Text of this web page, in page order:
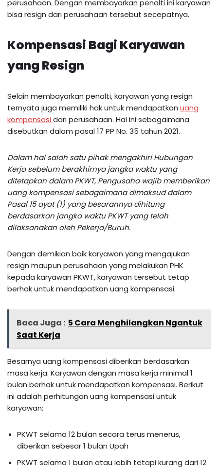
perusahaan. Dengan membayarkan penalti ini karyawan
bisa resign dari perusahaan tersebut secepatnya.
Kompensasi Bagi Karyawan
yang Resign
Selain membayarkan penalti, karyawan yang resign
ternyata juga memiliki hak untuk mendapatkan uang
kompensasi dari perusahaan. Hal ini sebagaimana
disebutkan dalam pasal 17 PP No. 35 tahun 2021.
Dalam hal salah satu pihak mengakhiri Hubungan
Kerja sebelum berakhirnya jangka waktu yang
ditetapkan dalam PKWT, Pengusaha wajib memberikan
uang kompensasi sebagaimana dimaksud dalam
Pasal 15 ayat (1) yang besarannya dihitung
berdasarkan jangka waktu PKWT yang telah
dilaksanakan oleh Pekerja/Buruh.
Dengan demikian baik karyawan yang mengajukan
resign maupun perusahaan yang melakukan PHK
kepada karyawan PKWT, karyawan tersebut tetap
berhak untuk mendapatkan uang kompensasi.
Baca Juga : 5 Cara Menghilangkan Ngantuk
Saat Kerja
Besarnya uang kompensasi diberikan berdasarkan
masa kerja. Karyawan dengan masa kerja minimal 1
bulan berhak untuk mendapatkan kompensasi. Berikut
ini adalah perhitungan uang kompensasi untuk
karyawan:
PKWT selama 12 bulan secara terus menerus,
diberikan sebesar 1 bulan Upah
PKWT selama 1 bulan atau lebih tetapi kurang dari 12